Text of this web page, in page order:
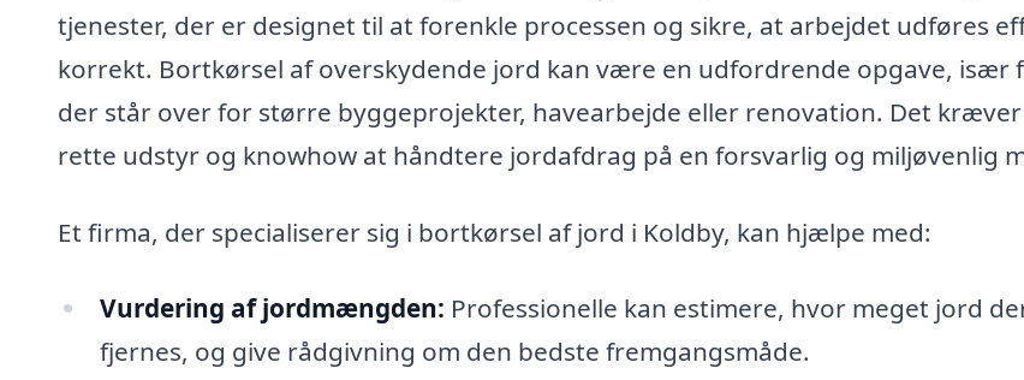
tjenester, der er designet til at forenkle processen og sikre, at arbejdet udføres
korrekt. Bortkørsel af overskydende jord kan være en udfordrende opgave, især
der står over for større byggeprojekter, havearbejde eller renovation. Det
rette udstyr og knowhow at håndtere jordafdrag på en forsvarlig og miljøvenlig
Et firma, der specialiserer sig i bortkørsel af jord i Koldby, kan hjælpe med:
Vurdering af jordmængden: Professionelle kan estimere, hvor meget jord
fjernes, og give rådgivning om den bedste fremgangsmåde.